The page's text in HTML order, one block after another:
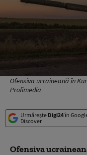
Ofensiva ucraineană în
Profimedia
Urmărește Digi24în
Discover
Ofensiva